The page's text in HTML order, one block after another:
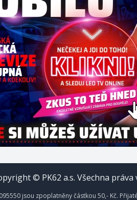
© PK62 a.s. Všechna práva
jsou zpoplatněny částkou 50,- Kč.